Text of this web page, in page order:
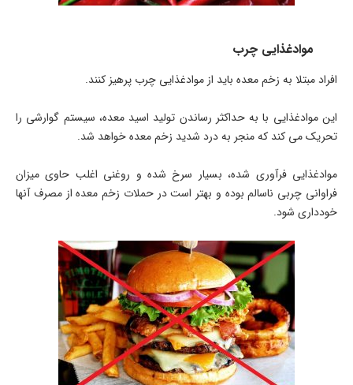
موادغذایی چرب
افراد مبتلا به زخم معده باید از موادغذایی چرب پرهیز کنند.
این موادغذایی با به حداکثر رساندن تولید اسید معده، سیستم گوارشی را
تحریک می کند که منجر به درد شدید زخم معده خواهد شد.
موادغذایی فرآوری شده، بسیار سرخ شده و روغنی اغلب حاوی میزان
فراوانی چربی ناسالم بوده و بهتر است در حملات زخم معده از مصرف آنها
خودداری شود.